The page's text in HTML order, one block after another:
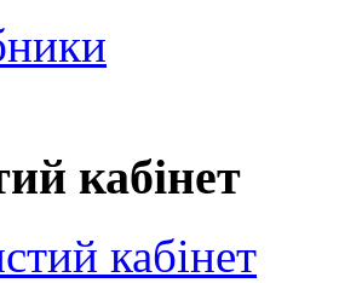
кабінет
кабінет